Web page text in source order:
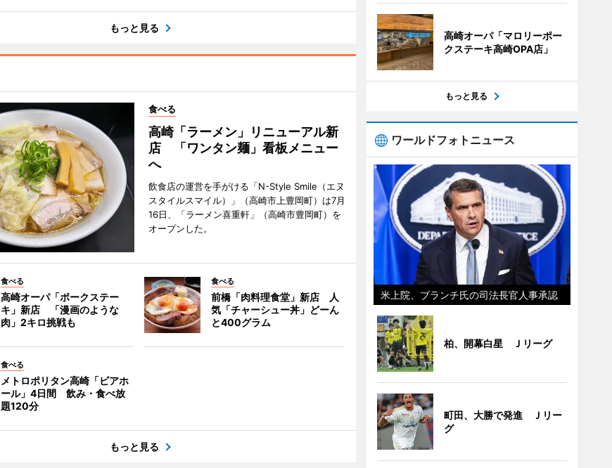
もっと見る
食べる
高崎「ラーメン」リニューアル新
店 「ワンタン麺」看板メニュー
へ
飲食店の運営を手がける「N-Style Smile（エヌ
スタイルスマイル）」（高崎市上豊岡町）は7月
16日、「ラーメン喜重軒」（高崎市豊岡町）を
オープンした。
食べる
高崎オーパ「ポークステー
キ」新店 「漫画のような
肉」2キロ挑戦も
食べる
前橋「肉料理食堂」新店 人
気「チャーシュー丼」どーん
と400グラム
食べる
メトロポリタン高崎「ビアホ
ール」4日間 飲み・食べ放
題120分
もっと見る
高崎オーパ「マロリーポー
クステーキ高崎OPA店」
もっと見る
ワールドフォトニュース
米上院、ブランチ氏の司法長官人事承認
柏、開幕白星 Ｊリーグ
町田、大勝で発進 Ｊリー
グ